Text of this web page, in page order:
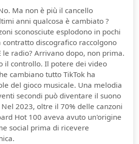
Ma non è più il cancello
anni qualcosa è cambiato ?
sconosciute esplodono in pochi
contratto discografico raccolgono
le radio? Arrivano dopo, non prima.
il controllo. Il potere dei video
cambiano tutto TikTok ha
del gioco musicale. Una melodia
secondi può diventare il suono
2023, oltre il 70% delle canzoni
Hot 100 aveva avuto un'origine
social prima di ricevere